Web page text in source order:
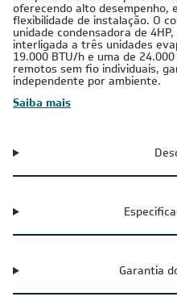
oferecendo alto desempenho,
flexibilidade de instalação. O
unidade condensadora de
interligada a três unidades
19.000 BTU/h e uma de
remotos sem fio individuais,
independente por ambiente.
Saiba mais
Garantia